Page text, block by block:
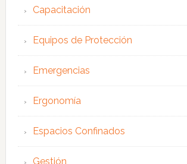
Capacitación
Equipos de Protección
Emergencias
Ergonomía
Espacios Confinados
Gestión